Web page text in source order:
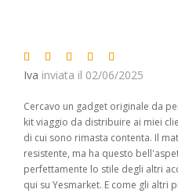
Iva inviata il 02/06/2025
Cercavo un gadget originale da
kit viaggio da distribuire ai miei
di cui sono rimasta contenta. Il
resistente, ma ha questo
perfettamente lo stile degli altri
qui su Yesmarket. E come gli altri